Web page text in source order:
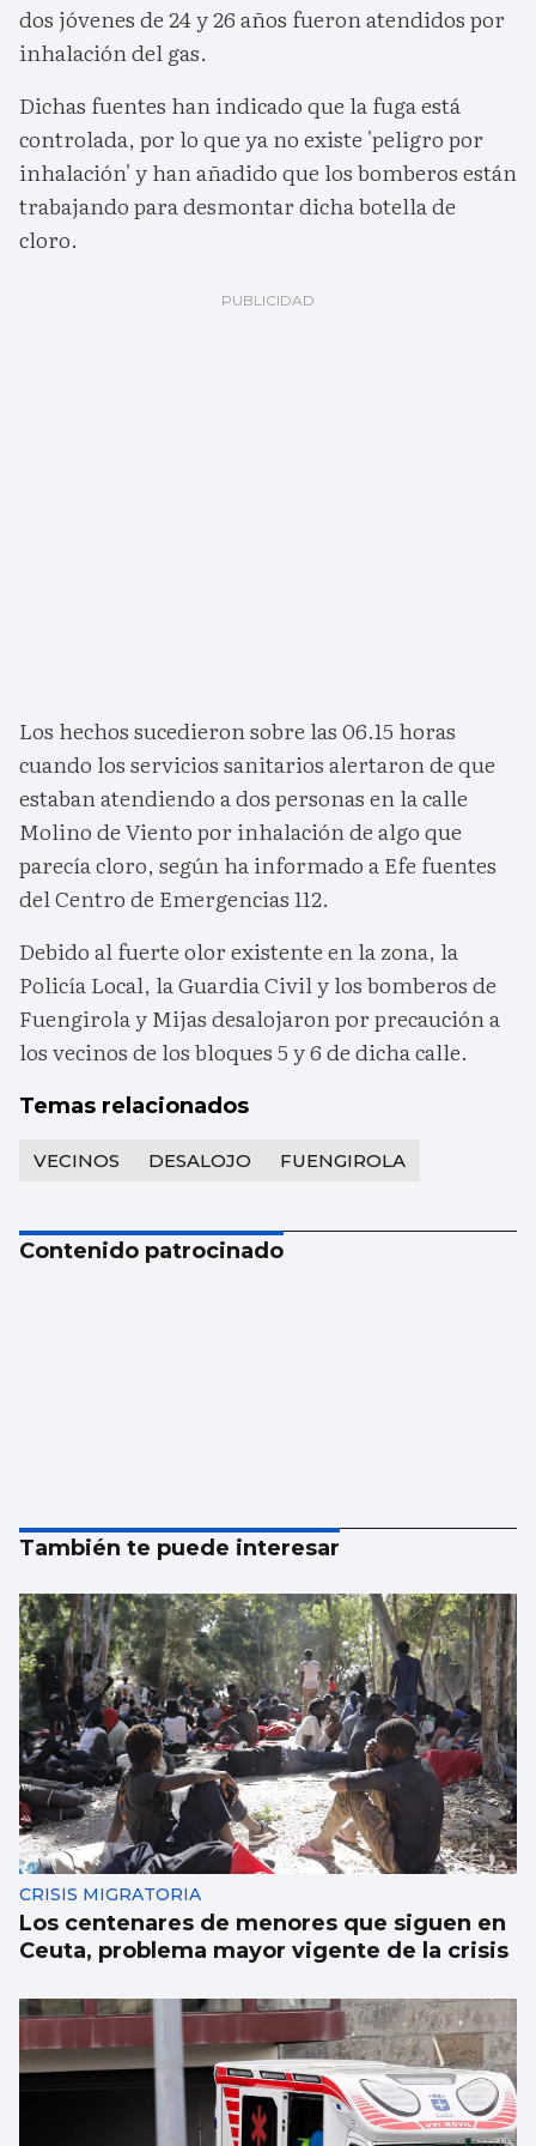
dos jóvenes de 24 y 26 años fueron atendidos por
inhalación del gas.
Dichas fuentes han indicado que la fuga está
controlada, por lo que ya no existe 'peligro por
inhalación' y han añadido que los bomberos están
trabajando para desmontar dicha botella de
cloro.
Los hechos sucedieron sobre las 06.15 horas
cuando los servicios sanitarios alertaron de que
estaban atendiendo a dos personas en la calle
Molino de Viento por inhalación de algo que
parecía cloro, según ha informado a Efe fuentes
del Centro de Emergencias 112.
Debido al fuerte olor existente en la zona, la
Policía Local, la Guardia Civil y los bomberos de
Fuengirola y Mijas desalojaron por precaución a
los vecinos de los bloques 5 y 6 de dicha calle.
Temas relacionados
VECINOS DESALOJO FUENGIROLA
Contenido patrocinado
También te puede interesar
CRISIS MIGRATORIA
Los centenares de menores que siguen en
Ceuta, problema mayor vigente de la crisis